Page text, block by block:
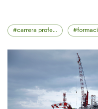
carrera profesional